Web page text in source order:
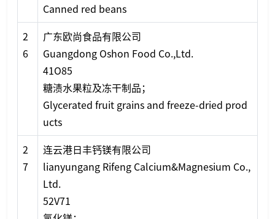
Canned red beans
2
6
广东欧尚食品有限公司
Guangdong Oshon Food Co.,Ltd.
41O85
糖渍水果粒及冻干制品；
Glycerated fruit grains and freeze-dried prod
ucts
2
7
连云港日丰钙镁有限公司
lianyungang Rifeng Calcium&Magnesium Co.,
Ltd.
52V71